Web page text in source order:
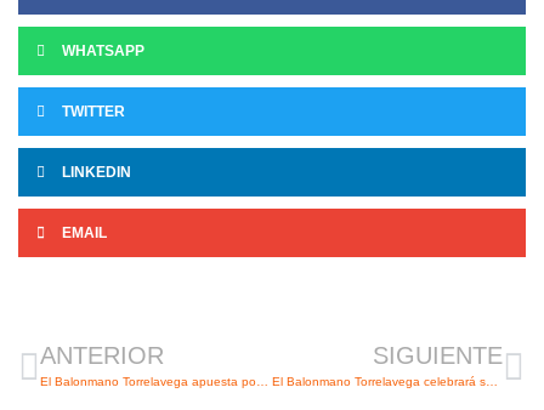
WHATSAPP
TWITTER
LINKEDIN
EMAIL
ANTERIOR SIGUIENTE
El Balonmano Torrelavega celebrará su Junta General Ordinaria el día 21 de julio